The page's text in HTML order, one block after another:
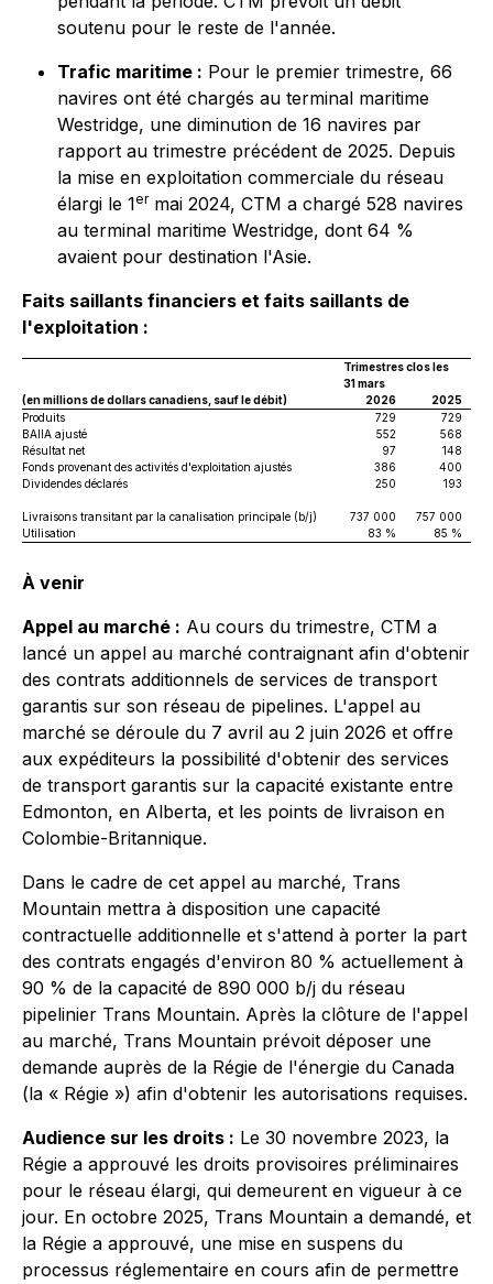
soutenu pour le reste de l'année.
Trafic maritime : Pour le premier trimestre, 66
navires ont été chargés au terminal maritime
Westridge, une diminution de 16 navires par
rapport au trimestre précédent de 2025. Depuis
la mise en exploitation commerciale du réseau
élargi le 1ermai 2024, CTM a chargé 528 navires
au terminal maritime Westridge, dont 64 %
avaient pour destination l'Asie.
Faits saillants financiers et faits saillants de
l'exploitation :
Trimestres clos les
31 mars
(en millions de dollars canadiens, sauf le débit)
2026
2025
Produits
729
729
BAIIA ajusté
552
568
Résultat net
97
148
Fonds provenant des activités d'exploitation ajustés
386
400
Dividendes déclarés
250 193
Livraisons transitant par la canalisation principale (b/j) 737 000
757 000
Utilisation
83 % 85 %
À venir
Appel au marché : Au cours du trimestre, CTM a
lancé un appel au marché contraignant afin d'obtenir
des contrats additionnels de services de transport
garantis sur son réseau de pipelines. L'appel au
marché se déroule du 7 avril au 2 juin 2026 et offre
aux expéditeurs la possibilité d'obtenir des services
de transport garantis sur la capacité existante entre
Edmonton, en Alberta, et les points de livraison en
Colombie-Britannique.
Dans le cadre de cet appel au marché, Trans
Mountain mettra à disposition une capacité
contractuelle additionnelle et s'attend à porter la part
des contrats engagés d'environ 80 % actuellement à
90 % de la capacité de 890 000 b/j du réseau
pipelinier Trans Mountain. Après la clôture de l'appel
au marché, Trans Mountain prévoit déposer une
demande auprès de la Régie de l'énergie du Canada
(la « Régie ») afin d'obtenir les autorisations requises.
Audience sur les droits : Le 30 novembre 2023, la
Régie a approuvé les droits provisoires préliminaires
pour le réseau élargi, qui demeurent en vigueur à ce
jour. En octobre 2025, Trans Mountain a demandé, et
la Régie a approuvé, une mise en suspens du
processus réglementaire en cours afin de permettre